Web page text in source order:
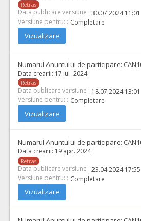
Retras
Data publicare versiune : 30.07.2024 11:01
Versiune pentru: : Completare
Vizualizare
Numarul Anuntului de participare:
Data crearii: 17 iul. 2024
Retras
Data publicare versiune : 18.07.2024 13:01
Versiune pentru: : Completare
Vizualizare
Numarul Anuntului de participare:
Data crearii: 19 apr. 2024
Retras
Data publicare versiune : 23.04.2024 17:55
Versiune pentru: : Completare
Vizualizare